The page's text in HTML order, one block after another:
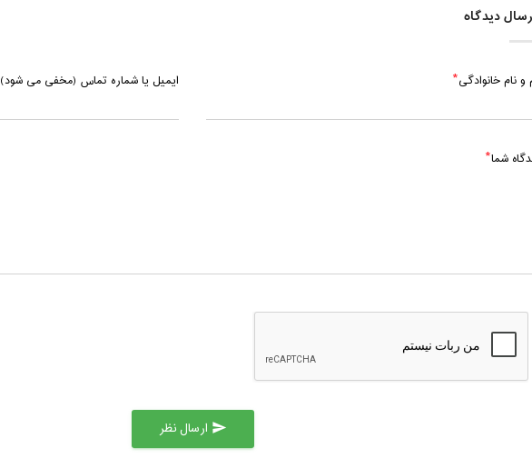
دیدگاه
و نام خانوادگی ایمیل یا شماره تماس (مخفی می شود)
شما
send